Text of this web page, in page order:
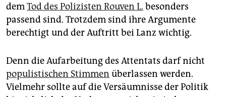
demTod des Polizisten Rouven L. besonders
passend sind. Trotzdem sind ihre Argumente
berechtigt und der Auftritt bei Lanz wichtig.
Denn die Aufarbeitung des Attentats darf nicht
populistischen Stimmen überlassen werden.
Vielmehr sollte auf die Versäumnisse der Politik